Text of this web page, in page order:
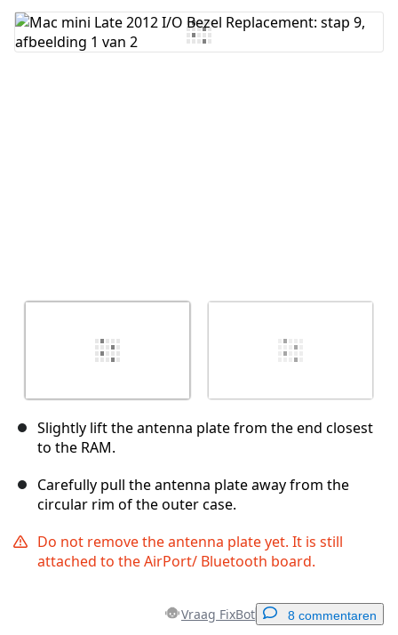
Voeg opmerking toe
Slightly lift the antenna plate from the end closest
to the RAM.
Carefully pull the antenna plate away from the
circular rim of the outer case.
Do not remove the antenna plate yet. It is still
attached to the AirPort/ Bluetooth board.
Vraag FixBot 8 commentaren